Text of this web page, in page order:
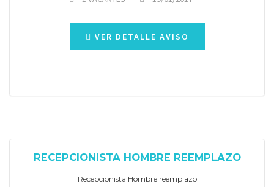
VER DETALLE AVISO
RECEPCIONISTA HOMBRE REEMPLAZO
Recepcionista Hombre reemplazo